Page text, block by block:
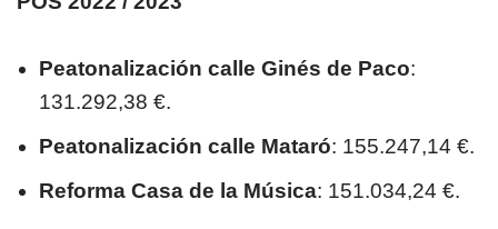
Peatonalización calle Ginés de Paco:
131.292,38 €.
Peatonalización calle Mataró: 155.247,14 €.
Reforma Casa de la Música: 151.034,24 €.